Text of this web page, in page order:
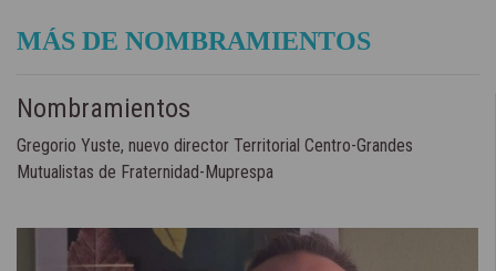
MÁS DE NOMBRAMIENTOS
Nombramientos
Gregorio Yuste, nuevo director Territorial Centro-Grandes
Mutualistas de Fraternidad-Muprespa